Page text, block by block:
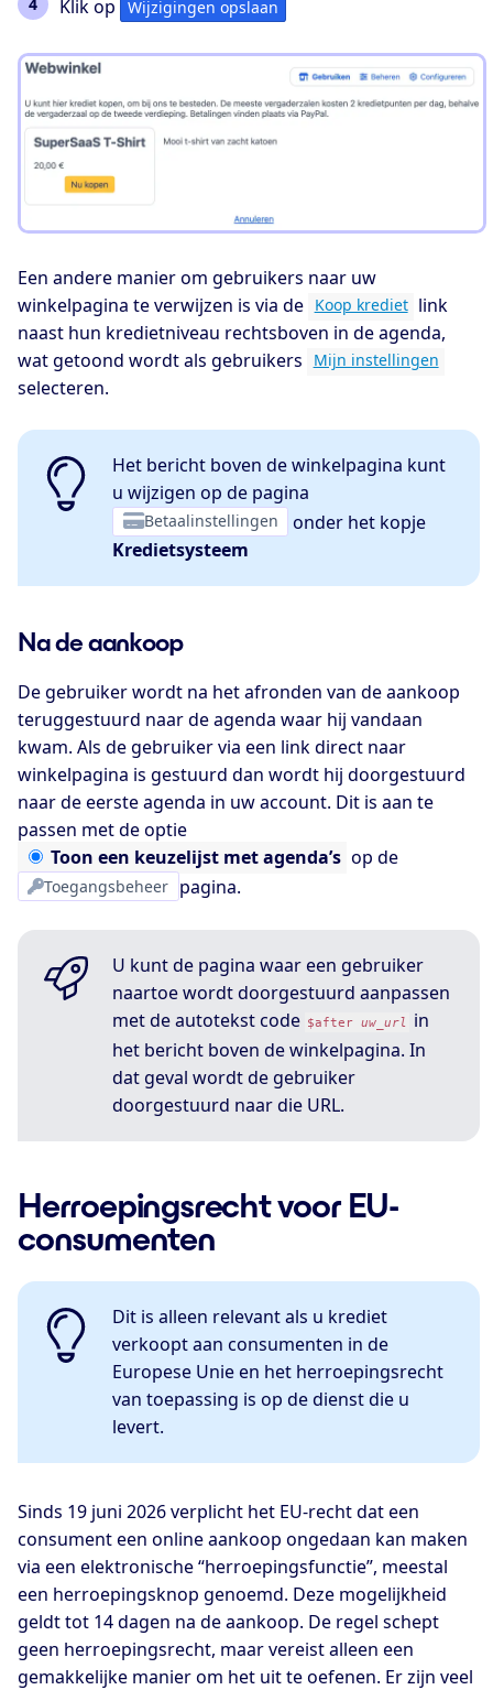
Klik op
Wijzigingen opslaan
Een andere manier om gebruikers naar uw
winkelpagina te verwijzen is via de Koop krediet link
naast hun kredietniveau rechtsboven in de agenda,
wat getoond wordt als gebruikers
Mijn instellingen
selecteren.
Het bericht boven de winkelpagina kunt
u wijzigen op de pagina
Betaalinstellingen
onder het kopje
Kredietsysteem
Na de aankoop
De gebruiker wordt na het afronden van de aankoop
teruggestuurd naar de agenda waar hij vandaan
kwam. Als de gebruiker via een link direct naar
winkelpagina is gestuurd dan wordt hij doorgestuurd
naar de eerste agenda in uw account. Dit is aan te
passen met de optie
Toon een keuzelijst met agenda’s op de
Toegangsbeheer pagina.
U kunt de pagina waar een gebruiker
naartoe wordt doorgestuurd aanpassen
met de autotekst code $afteruw_url in
het bericht boven de winkelpagina. In
dat geval wordt de gebruiker
doorgestuurd naar die URL.
Herroepingsrecht voor EU-
consumenten
Dit is alleen relevant als u krediet
verkoopt aan consumenten in de
Europese Unie en het herroepingsrecht
van toepassing is op de dienst die u
levert.
Sinds 19 juni 2026 verplicht het EU-recht dat een
consument een online aankoop ongedaan kan maken
via een elektronische “herroepingsfunctie”, meestal
een herroepingsknop genoemd. Deze mogelijkheid
geldt tot 14 dagen na de aankoop. De regel schept
geen herroepingsrecht, maar vereist alleen een
gemakkelijke manier om het uit te oefenen. Er zijn veel